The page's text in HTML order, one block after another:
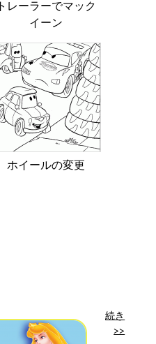
トレーラーでマック
イーン
ホイールの変更
続き
>>